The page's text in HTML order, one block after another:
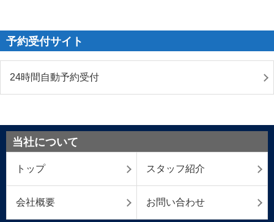
予約受付サイト
24時間自動予約受付
当社について
トップ スタッフ紹介
会社概要 お問い合わせ